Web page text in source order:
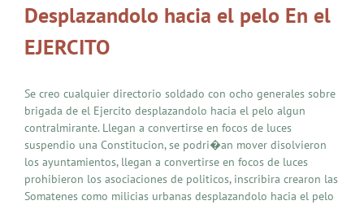
Desplazandolo hacia el pelo En el
EJERCITO
Se creo cualquier directorio soldado con ocho generales sobre
brigada de el Ejercito desplazandolo hacia el pelo algun
contralmirante. Llegan a convertirse en focos de luces
suspendio una Constitucion, se podri�an mover disolvieron
los ayuntamientos, llegan a convertirse en focos de luces
prohibieron los asociaciones de politicos, inscribira crearon las
Somatenes como milicias urbanas desplazandolo hacia el pelo